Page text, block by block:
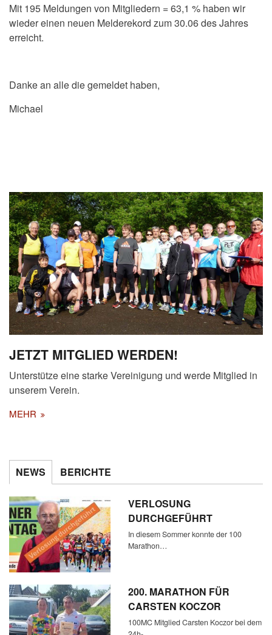
Mit 195 Meldungen von Mitgliedern = 63,1 % haben wir
wieder einen neuen Melderekord zum 30.06 des Jahres
erreicht.
Danke an alle die gemeldet haben,
Michael
JETZT MITGLIED WERDEN!
Unterstütze eine starke Vereinigung und werde Mitglied in
unserem Verein.
MEHR
NEWS BERICHTE
VERLOSUNG
DURCHGEFÜHRT
In diesem Sommer konnte der 100
Marathon…
200. MARATHON FÜR
CARSTEN KOCZOR
100MC Mitglied Carsten Koczor bei dem